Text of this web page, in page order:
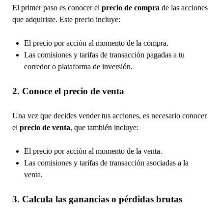
El primer paso es conocer el precio de compra de las acciones
que adquiriste. Este precio incluye:
El precio por acción al momento de la compra.
Las comisiones y tarifas de transacción pagadas a tu
corredor o plataforma de inversión.
2. Conoce el precio de venta
Una vez que decides vender tus acciones, es necesario conocer
el precio de venta, que también incluye:
El precio por acción al momento de la venta.
Las comisiones y tarifas de transacción asociadas a la
venta.
3. Calcula las ganancias o pérdidas brutas